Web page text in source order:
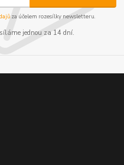
za účelem rozesílky newsletteru.
jednou za 14 dní.